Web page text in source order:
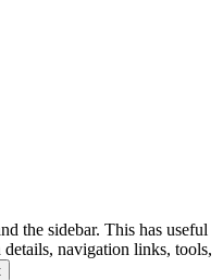
the sidebar. This has useful
navigation links, tools,